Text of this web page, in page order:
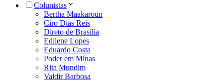
Colunistas
Bertha Maakaroun
Ciro Dias Reis
Direto de Brasília
Edilene Lopes
Eduardo Costa
Poder em Minas
Rita Mundim
Valdir Barbosa